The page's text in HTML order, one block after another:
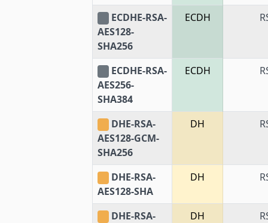
ECDHE-RSA-
AES128-
SHA256
ECDH
ECDHE-RSA-
AES256-
SHA384
ECDH
DHE-RSA-
AES128-GCM-
SHA256
DH
DHE-RSA-
AES128-SHA
DH
DHE-RSA- DH